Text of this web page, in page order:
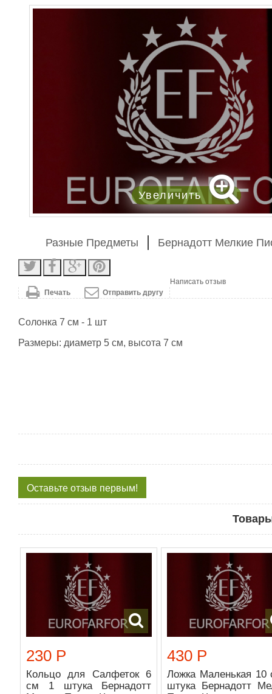
Увеличить
Разные Предметы Бернадотт Мелкие
Отправить другу
Печать
Написать отзыв
Солонка 7 см - 1 шт
Размеры: диаметр 5 см, высота 7 см
Оставьте отзыв первым!
230 Р
Кольцо для Салфеток 6
см 1 штука Бернадотт
430 Р
Ложка Маленькая 10
штука Бернадотт